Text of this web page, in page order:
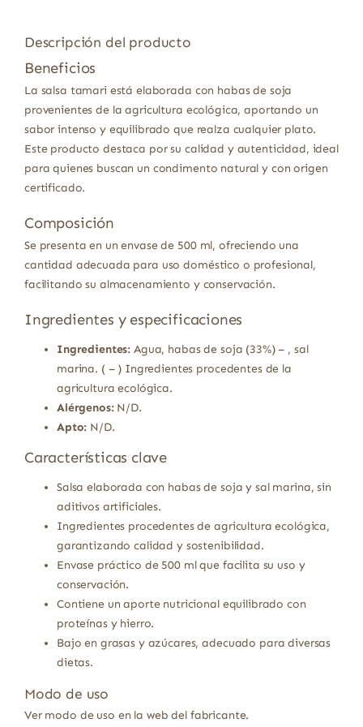
Descripción del producto
Beneficios
La salsa tamari está elaborada con habas de soja
provenientes de la agricultura ecológica, aportando un
sabor intenso y equilibrado que realza cualquier plato.
Este producto destaca por su calidad y autenticidad, ideal
para quienes buscan un condimento natural y con origen
certificado.
Composición
Se presenta en un envase de 500 ml, ofreciendo una
cantidad adecuada para uso doméstico o profesional,
facilitando su almacenamiento y conservación.
Ingredientes y especificaciones
Ingredientes: Agua, habas de soja (33%) – , sal
marina. ( – ) Ingredientes procedentes de la
agricultura ecológica.
Alérgenos:N/D.
Apto: N/D.
Características clave
Salsa elaborada con habas de soja y sal marina, sin
aditivos artificiales.
Ingredientes procedentes de agricultura ecológica,
garantizando calidad y sostenibilidad.
Envase práctico de 500 ml que facilita su uso y
conservación.
Contiene un aporte nutricional equilibrado con
proteínas y hierro.
Bajo en grasas y azúcares, adecuado para diversas
dietas.
Modo de uso
Ver modo de uso en la web del fabricante.